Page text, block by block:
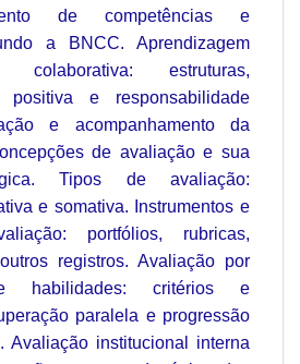
de competências e
a BNCC. Aprendizagem
estruturas,
positiva e responsabilidade
e acompanhamento da
de avaliação e sua
Tipos de avaliação:
e somativa. Instrumentos e
portfólios, rubricas,
registros. Avaliação por
e habilidades: critérios e
paralela e progressão
Avaliação institucional interna